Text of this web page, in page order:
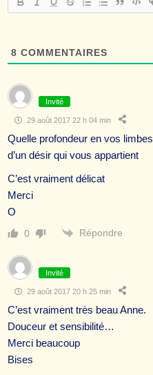
8 COMMENTAIRES
Invité
29 août 2017 22 h 04 min
Quelle profondeur en vos limbes
d’un désir qui vous appartient
C’est vraiment délicat
Merci
O
0 Répondre
Invité
29 août 2017 20 h 25 min
C’est vraiment très beau Anne.
Douceur et sensibilité…
Merci beaucoup
Bises